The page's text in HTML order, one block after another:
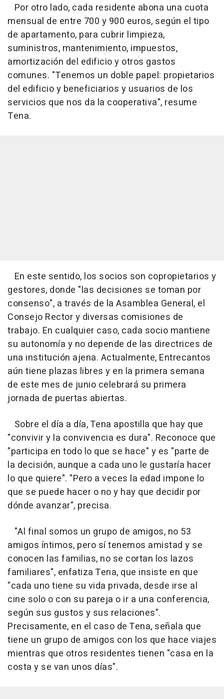
Por otro lado, cada residente abona una cuota
mensual de entre 700 y 900 euros, según el tipo
de apartamento, para cubrir limpieza,
suministros, mantenimiento, impuestos,
amortización del edificio y otros gastos
comunes. "Tenemos un doble papel: propietarios
del edificio y beneficiarios y usuarios de los
servicios que nos da la cooperativa", resume
Tena.
En este sentido, los socios son copropietarios y
gestores, donde "las decisiones se toman por
consenso", a través de la Asamblea General, el
Consejo Rector y diversas comisiones de
trabajo. En cualquier caso, cada socio mantiene
su autonomía y no depende de las directrices de
una institución ajena. Actualmente, Entrecantos
aún tiene plazas libres y en la primera semana
de este mes de junio celebrará su primera
jornada de puertas abiertas.
Sobre el día a día, Tena apostilla que hay que
"convivir y la convivencia es dura". Reconoce que
"participa en todo lo que se hace" y es "parte de
la decisión, aunque a cada uno le gustaría hacer
lo que quiere". "Pero a veces la edad impone lo
que se puede hacer o no y hay que decidir por
dónde avanzar", precisa.
"Al final somos un grupo de amigos, no 53
amigos íntimos, pero sí tenemos amistad y se
conocen las familias, no se cortan los lazos
familiares", enfatiza Tena, que insiste en que
"cada uno tiene su vida privada, desde irse al
cine solo o con su pareja o ir a una conferencia,
según sus gustos y sus relaciones".
Precisamente, en el caso de Tena, señala que
tiene un grupo de amigos con los que hace viajes
mientras que otros residentes tienen "casa en la
costa y se van unos días".